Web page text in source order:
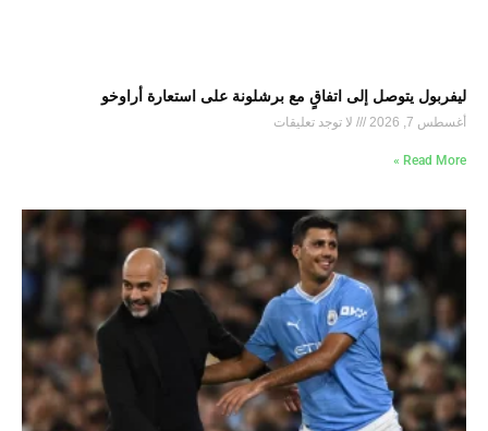
ليفربول يتوصل إلى اتفاقٍ مع برشلونة على استعارة أراوخو
أغسطس 7, 2026 لا توجد تعليقات
Read More »